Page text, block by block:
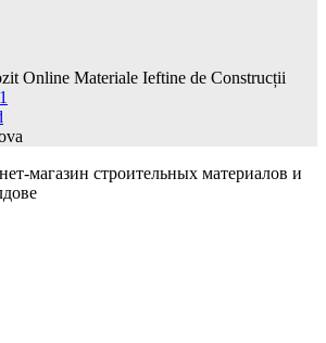
Online Materiale Ieftine de Construcții
магазин строительных материалов и